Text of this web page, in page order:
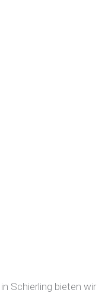
Schierling bieten wir